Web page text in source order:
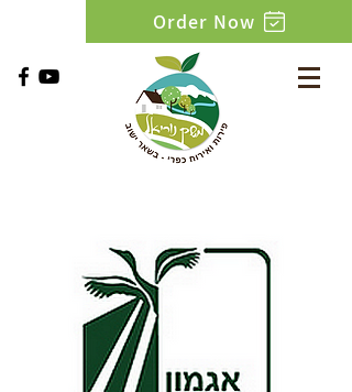
Order Now